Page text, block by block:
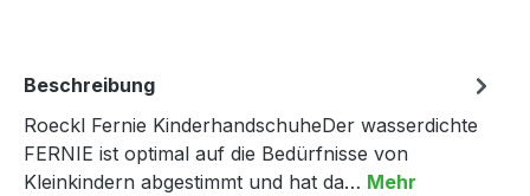
Beschreibung
Roeckl Fernie KinderhandschuheDer wasserdichte
FERNIE ist optimal auf die Bedürfnisse von
Kleinkindern abgestimmt und hat da… Mehr